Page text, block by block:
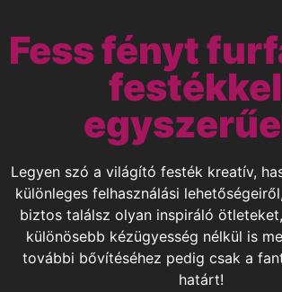
Fess fényt
Legyen szó a világító festék kreatív,
különleges felhasználási
biztos találsz olyan inspiráló
különösebb kézügyesség nélkül is
további bővítéséhez pedig csak a
határt!